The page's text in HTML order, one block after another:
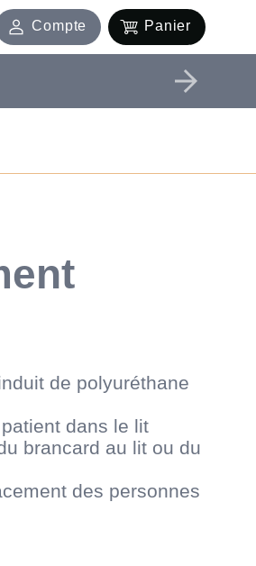
Compte Panier
de polyuréthane
dans le lit
brancard au lit ou du
des personnes